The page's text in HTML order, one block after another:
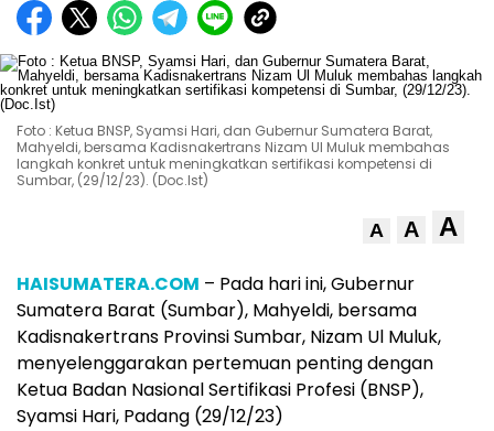
Foto : Ketua BNSP, Syamsi Hari, dan Gubernur Sumatera Barat,
Mahyeldi, bersama Kadisnakertrans Nizam Ul Muluk membahas
langkah konkret untuk meningkatkan sertifikasi kompetensi di
Sumbar, (29/12/23). (Doc.Ist)
A A A
HAISUMATERA.COM – Pada hari ini, Gubernur
Sumatera Barat (Sumbar), Mahyeldi, bersama
Kadisnakertrans Provinsi Sumbar, Nizam Ul Muluk,
menyelenggarakan pertemuan penting dengan
Ketua Badan Nasional Sertifikasi Profesi (BNSP),
Syamsi Hari, Padang (29/12/23)